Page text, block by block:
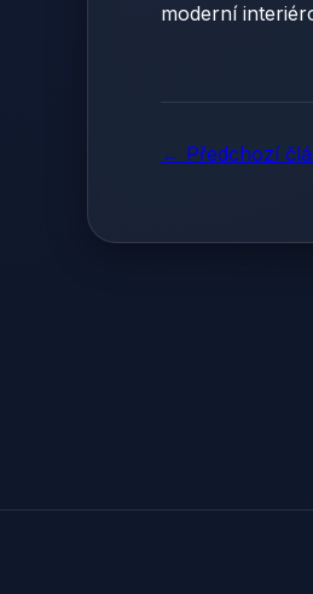
moderní
← Předchozí